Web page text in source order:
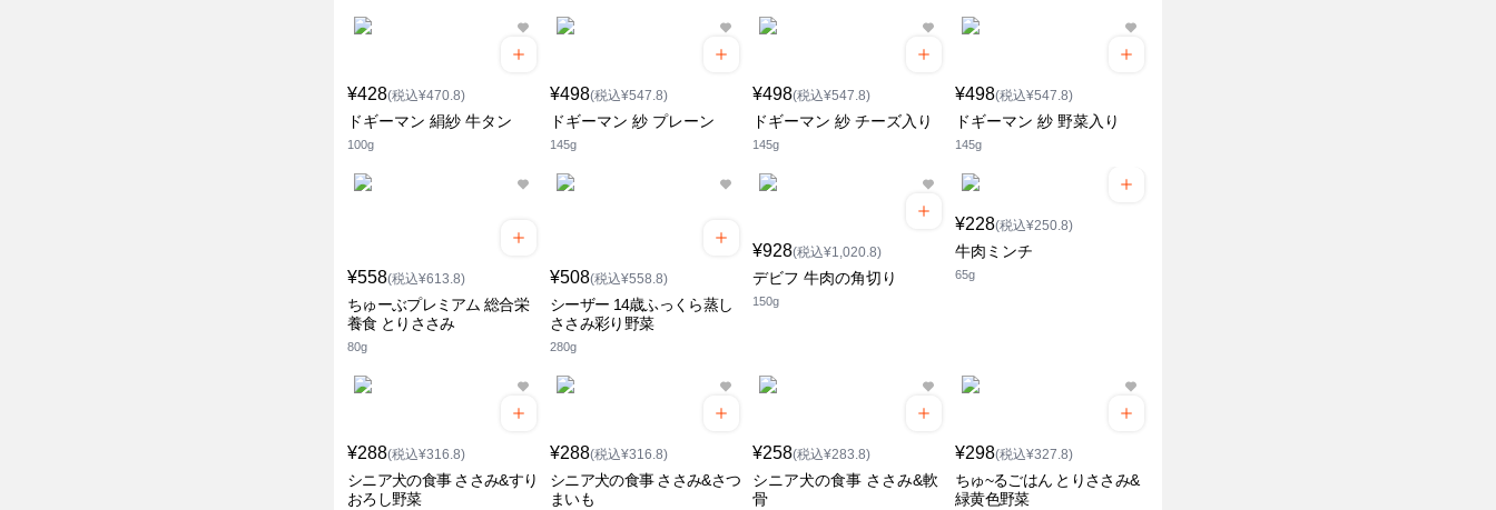
¥428(税込¥470.8)
ドギーマン 絹紗 牛タン
100g
¥498(税込¥547.8)
ドギーマン 紗 プレーン
145g
¥498(税込¥547.8)
ドギーマン 紗 チーズ入り
145g
¥498(税込¥547.8)
ドギーマン 紗 野菜入り
145g
¥558(税込¥613.8)
ちゅーぶプレミアム 総合栄
養食 とりささみ
80g
¥508(税込¥558.8)
シーザー 14歳ふっくら蒸し
ささみ彩り野菜
280g
¥928(税込¥1,020.8)
デビフ 牛肉の角切り
150g
¥228(税込¥250.8)
牛肉ミンチ
65g
¥288(税込¥316.8)
シニア犬の食事 ささみ&すり
おろし野菜
¥288(税込¥316.8)
シニア犬の食事 ささみ&さつ
まいも
¥258(税込¥283.8)
シニア犬の食事 ささみ&軟
骨
¥298(税込¥327.8)
ちゅ~るごはん とりささみ&
緑黄色野菜